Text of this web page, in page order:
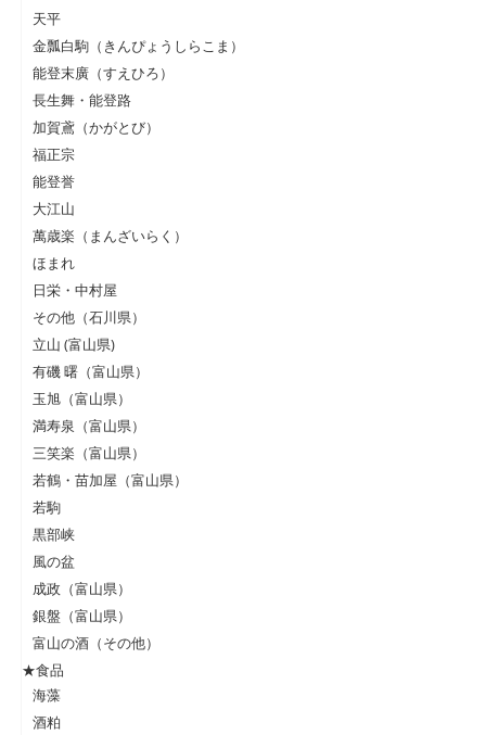
天平
金瓢白駒（きんぴょうしらこま）
能登末廣（すえひろ）
長生舞・能登路
加賀鳶（かがとび）
福正宗
能登誉
大江山
萬歳楽（まんざいらく）
ほまれ
日栄・中村屋
その他（石川県）
立山 (富山県)
有磯 曙（富山県）
玉旭（富山県）
満寿泉（富山県）
三笑楽（富山県）
若鶴・苗加屋（富山県）
若駒
黒部峡
風の盆
成政（富山県）
銀盤（富山県）
富山の酒（その他）
★食品
海藻
酒粕